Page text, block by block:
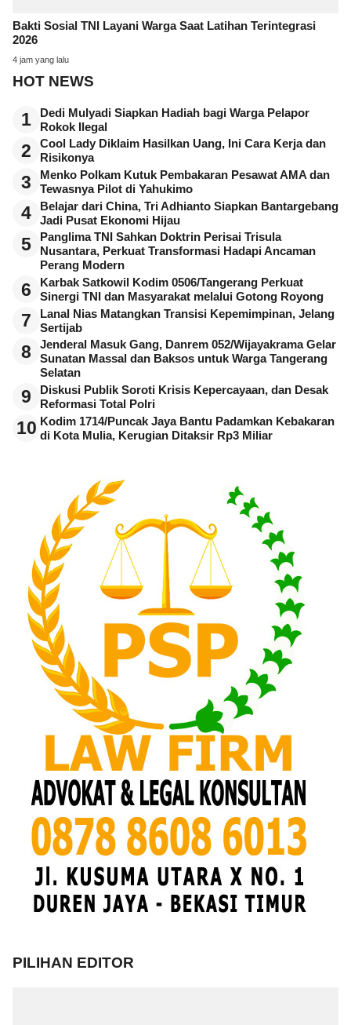
Bakti Sosial TNI Layani Warga Saat Latihan Terintegrasi
2026
4 jam yang lalu
HOT NEWS
1
Dedi Mulyadi Siapkan Hadiah bagi Warga Pelapor
Rokok Ilegal
2
Cool Lady Diklaim Hasilkan Uang, Ini Cara Kerja dan
Risikonya
3
Menko Polkam Kutuk Pembakaran Pesawat AMA dan
Tewasnya Pilot di Yahukimo
4
Belajar dari China, Tri Adhianto Siapkan Bantargebang
Jadi Pusat Ekonomi Hijau
5
Panglima TNI Sahkan Doktrin Perisai Trisula
Nusantara, Perkuat Transformasi Hadapi Ancaman
Perang Modern
6
Karbak Satkowil Kodim 0506/Tangerang Perkuat
Sinergi TNI dan Masyarakat melalui Gotong Royong
7
Lanal Nias Matangkan Transisi Kepemimpinan, Jelang
Sertijab
8
Jenderal Masuk Gang, Danrem 052/Wijayakrama Gelar
Sunatan Massal dan Baksos untuk Warga Tangerang
Selatan
9
Diskusi Publik Soroti Krisis Kepercayaan, dan Desak
Reformasi Total Polri
10 Kodim 1714/Puncak Jaya Bantu Padamkan Kebakaran
di Kota Mulia, Kerugian Ditaksir Rp3 Miliar
PILIHAN EDITOR